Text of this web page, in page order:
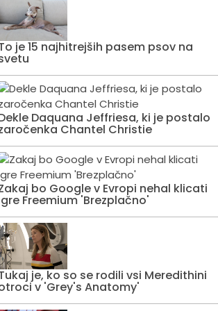
je 15 najhitrejših pasem psov na
Daquana Jeffriesa, ki je postalo
Chantel Christie
bo Google v Evropi nehal klicati
Freemium 'Brezplačno'
je, ko so se rodili vsi Meredithini
v 'Grey's Anatomy'